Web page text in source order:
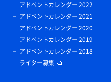
アドベントカレンダー 2022
アドベントカレンダー 2021
アドベントカレンダー 2020
アドベントカレンダー 2019
アドベントカレンダー 2018
ライター募集